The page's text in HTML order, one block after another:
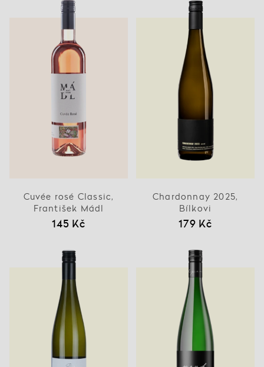
Cuvée rosé Classic,
František Mádl
145 Kč
Chardonnay 2025,
Bílkovi
179 Kč